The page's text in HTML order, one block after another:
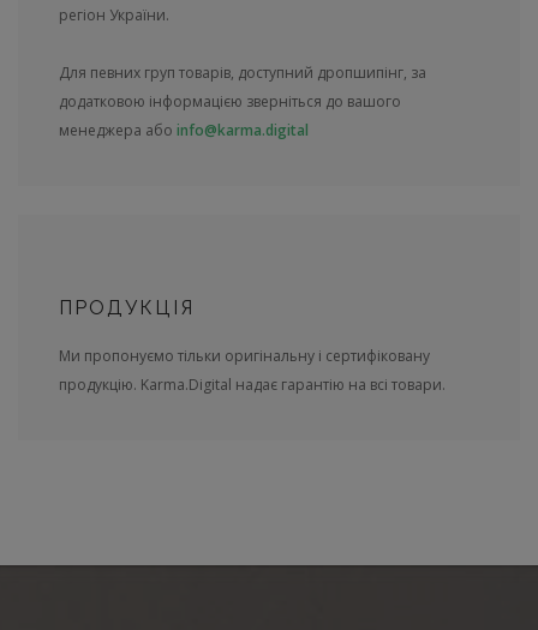
регіон України.
Для певних груп товарів, доступний дропшипінг, за
додатковою інформацією зверніться до вашого
менеджера або info@karma.digital
ПРОДУКЦІЯ
Ми пропонуємо тільки оригінальну і сертифіковану
продукцію. Karma.Digital надає гарантію на всі товари.